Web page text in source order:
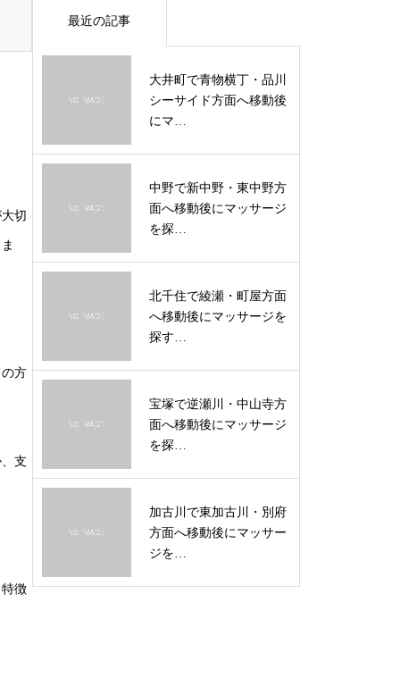
切
方
支
徴
最近の記事
大井町で青物横丁・品川
シーサイド方面へ移動後
にマ…
中野で新中野・東中野方
面へ移動後にマッサージ
を探…
北千住で綾瀬・町屋方面
へ移動後にマッサージを
探す…
宝塚で逆瀬川・中山寺方
面へ移動後にマッサージ
を探…
加古川で東加古川・別府
方面へ移動後にマッサー
ジを…